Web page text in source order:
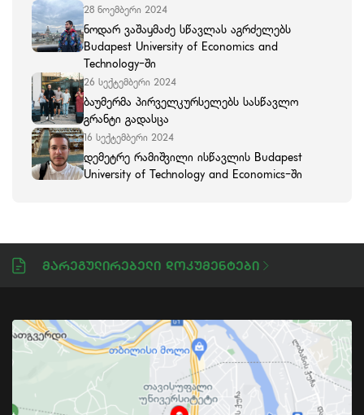
28 ნოემბერი 2024
ნოდარ ვაშაყმაძე სწავლას აგრძელებს
Budapest University of Economics and
Technology-ში
26 სექტემბერი 2024
ბაუმერმა პირველკურსელებს სასწავლო
გრანტი გადასცა
16 სექტემბერი 2024
დემეტრე რამიშვილი ისწავლის Budapest
University of Technology and Economics-ში
Მარეგულირებელი Დოკუმენტები